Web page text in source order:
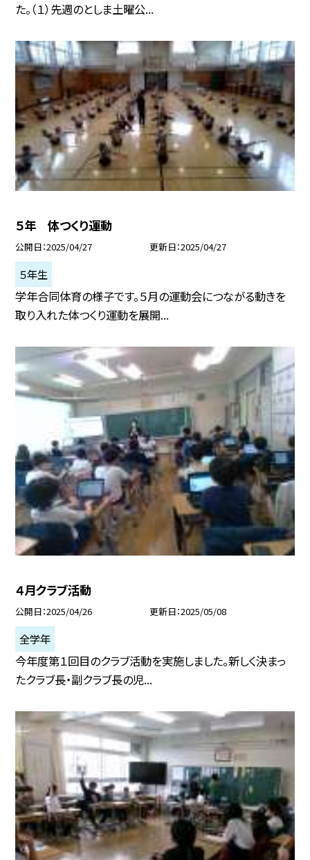
た。（１）先週のとしま土曜公...
５年 体つくり運動
公開日 2025/04/27 更新日 2025/04/27
５年生
学年合同体育の様子です。５月の運動会につながる動きを
取り入れた体つくり運動を展開...
４月クラブ活動
公開日 2025/04/26 更新日 2025/05/08
全学年
今年度第１回目のクラブ活動を実施しました。新しく決まっ
たクラブ長・副クラブ長の児...